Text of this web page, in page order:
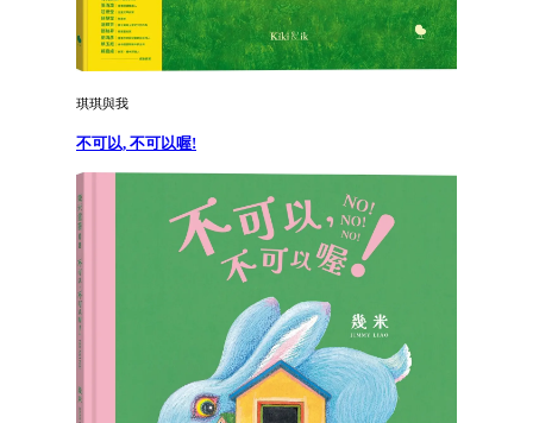
琪琪與我
不可以, 不可以喔!